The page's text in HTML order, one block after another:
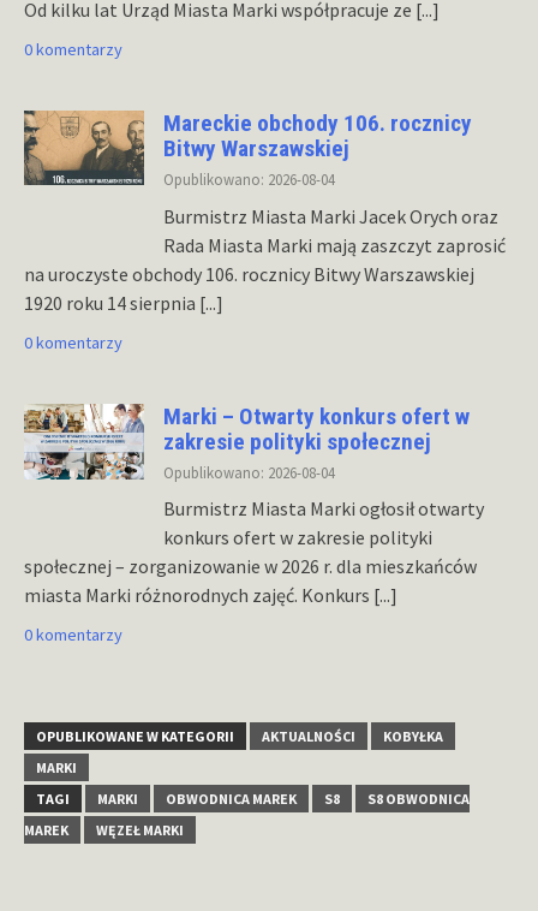
Od kilku lat Urząd Miasta Marki współpracuje ze [...]
0 komentarzy
Mareckie obchody 106. rocznicy
Bitwy Warszawskiej
Opublikowano: 2026-08-04
Burmistrz Miasta Marki Jacek Orych oraz
Rada Miasta Marki mają zaszczyt zaprosić
na uroczyste obchody 106. rocznicy Bitwy Warszawskiej
1920 roku 14 sierpnia [...]
0 komentarzy
Marki – Otwarty konkurs ofert w
zakresie polityki społecznej
Opublikowano: 2026-08-04
Burmistrz Miasta Marki ogłosił otwarty
konkurs ofert w zakresie polityki
społecznej – zorganizowanie w 2026 r. dla mieszkańców
miasta Marki różnorodnych zajęć. Konkurs [...]
0 komentarzy
OPUBLIKOWANE W KATEGORII AKTUALNOŚCI
KOBYŁKA
MARKI
TAGI
MARKI OBWODNICA MAREK S8
S8 OBWODNICA
MAREK
WĘZEŁ MARKI